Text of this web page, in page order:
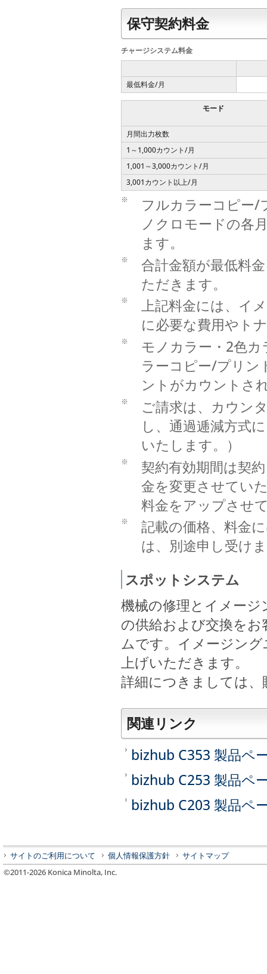
保守契約料金
チャージシステム料金
最低料金/月
モード
月間出力枚数
1～1,000カウント/月
1,001～3,000カウント/月
3,001カウント以上/月
※
フルカラーコピー/
ノクロモードの各
ます。
※
合計金額が最低料
ただきます。
※
上記料金には、イ
に必要な費用やト
※
モノカラー・2色
ラーコピー/プリン
ントがカウントさ
※
ご請求は、カウン
し、通過逓減方式
いたします。）
※
契約有効期間は契
金を変更させてい
料金をアップさせ
※
記載の価格、料金
は、別途申し受け
スポットシステム
機械の修理とイメー
の供給および交換を
ムです。イメージン
上げいただきます。
詳細につきましては
関連リンク
bizhub C353 製品ペ
bizhub C253 製品ペ
bizhub C203 製品ペ
サイトのご利用について 個人情報保護方針
サイトマップ
©2011-2026 Konica Minolta, Inc.